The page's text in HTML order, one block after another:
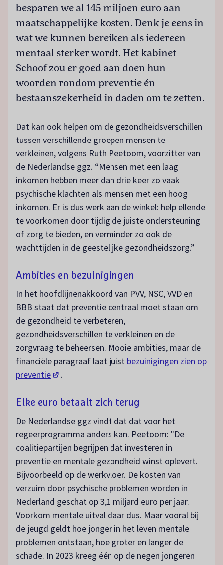
besparen we al 145 miljoen euro aan
maatschappelijke kosten. Denk je eens in
wat we kunnen bereiken als iedereen
mentaal sterker wordt. Het kabinet
Schoof zou er goed aan doen hun
woorden rondom preventie én
bestaanszekerheid in daden om te zetten.
Dat kan ook helpen om de gezondheidsverschillen
tussen verschillende groepen mensen te
verkleinen, volgens Ruth Peetoom, voorzitter van
de Nederlandse ggz. “Mensen met een laag
inkomen hebben meer dan drie keer zo vaak
psychische klachten als mensen met een hoog
inkomen. Er is dus werk aan de winkel: help ellende
te voorkomen door tijdig de juiste ondersteuning
of zorg te bieden, en verminder zo ook de
wachttijden in de geestelijke gezondheidszorg.”
Ambities en bezuinigingen
In het hoofdlijnenakkoord van PVV, NSC, VVD en
BBB staat dat preventie centraal moet staan om
de gezondheid te verbeteren,
gezondheidsverschillen te verkleinen en de
zorgvraag te beheersen. Mooie ambities, maar de
financiële paragraaf laat juist bezuinigingen zien op
preventie(opent in een nieuw tabblad)
.
Elke euro betaalt zich terug
De Nederlandse ggz vindt dat dat voor het
regeerprogramma anders kan. Peetoom: "De
coalitiepartijen begrijpen dat investeren in
preventie en mentale gezondheid winst oplevert.
Bijvoorbeeld op de werkvloer. De kosten van
verzuim door psychische problemen worden in
Nederland geschat op 3,1 miljard euro per jaar.
Voorkom mentale uitval daar dus. Maar vooral bij
de jeugd geldt hoe jonger in het leven mentale
problemen ontstaan, hoe groter en langer de
schade. In 2023 kreeg één op de negen jongeren